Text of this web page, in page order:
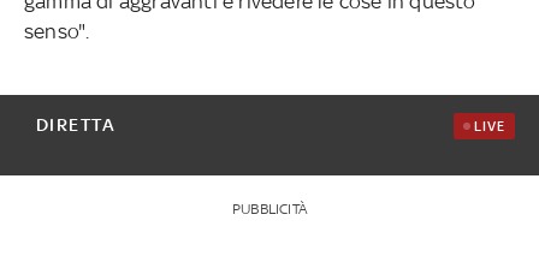
senso".
DIRETTA LIVE
PUBBLICITÀ